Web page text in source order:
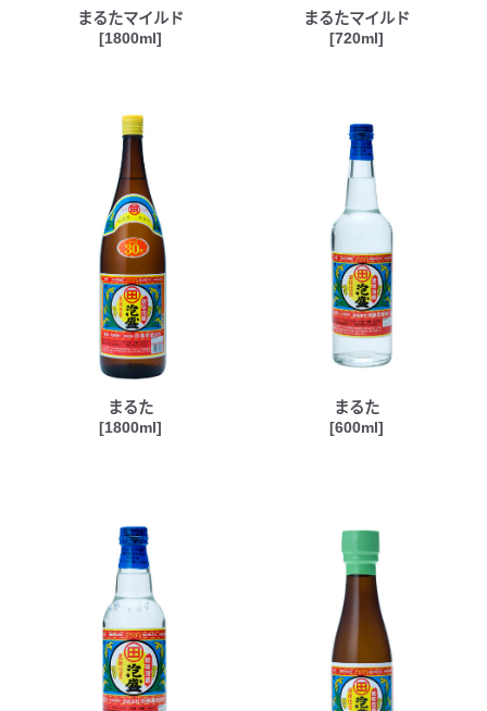
まるたマイルド
[1800ml]
まるたマイルド
[720ml]
まるた
[1800ml]
まるた
[600ml]